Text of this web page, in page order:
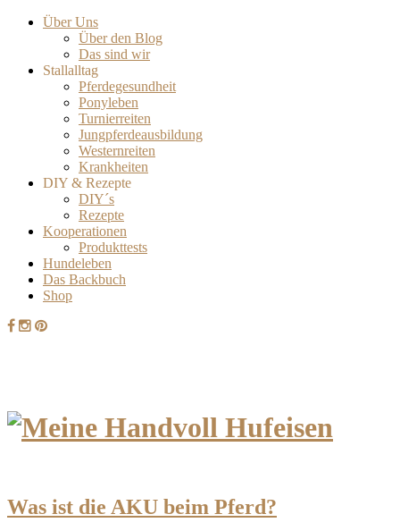
Über Uns
Über den Blog
Das sind wir
Stallalltag
Pferdegesundheit
Ponyleben
Turnierreiten
Jungpferdeausbildung
Westernreiten
Krankheiten
DIY & Rezepte
DIY´s
Rezepte
Kooperationen
Produkttests
Hundeleben
Das Backbuch
Shop
Was ist die AKU beim Pferd?